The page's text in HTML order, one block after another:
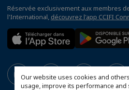
Our website uses cookies and
usage, improve its performance and
Réservée exclusivement aux membres
l'International, découvrez l'app CCIFI